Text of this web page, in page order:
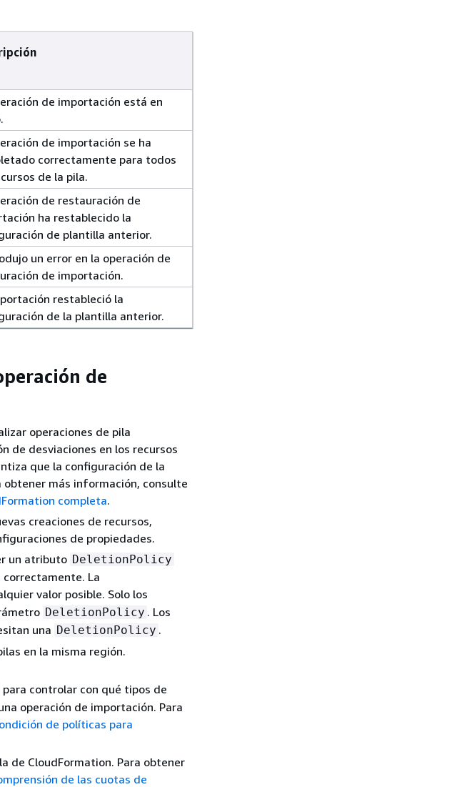
de importación está en
de importación se ha
correctamente para todos
de la pila.
de restauración de
ha restablecido la
de plantilla anterior.
un error en la operación de
de importación.
restableció la
de la plantilla anterior.
de
operaciones de pila
de desviaciones en los recursos
que la configuración de la
más información, consulte
completa.
creaciones de recursos,
de propiedades.
un atributo DeletionPolicy
correctamente. La
valor posible. Solo los
DeletionPolicy . Los
una DeletionPolicy .
en la misma región.
para controlar con qué tipos de
operación de importación. Para
de políticas para
de CloudFormation. Para obtener
de las cuotas de